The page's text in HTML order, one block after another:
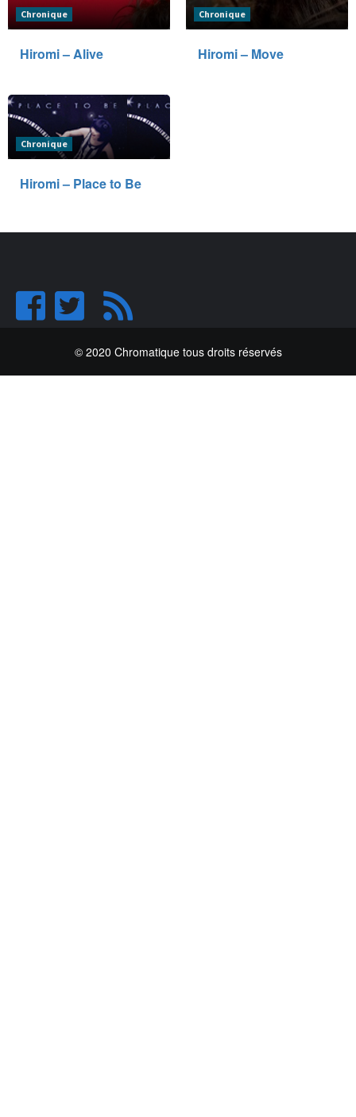
Chronique
Hiromi – Alive
Chronique
Hiromi – Move
Chronique
Hiromi – Place to Be
© 2020 Chromatique tous droits réservés